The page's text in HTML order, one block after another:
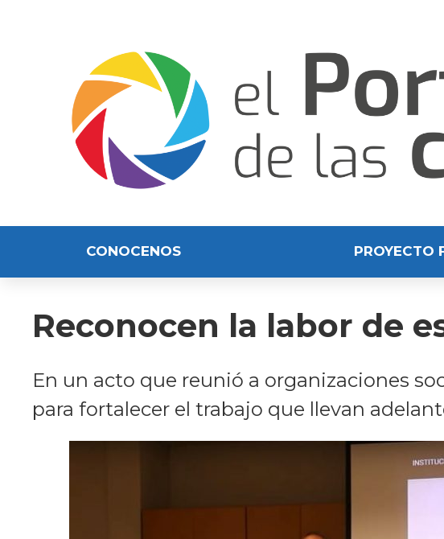
CONOCENOS PROYECTO
Reconocen la labor de
En un acto que reunió a organizaciones
para fortalecer el trabajo que llevan